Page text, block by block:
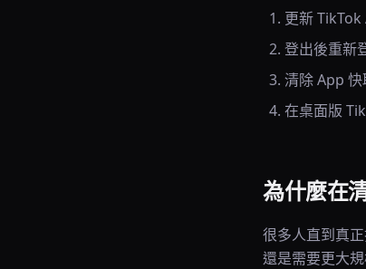
更新 TikTok
登出後重新
清除 App 快
在桌面版
為什麼在
很多人直到真
還是需要更大